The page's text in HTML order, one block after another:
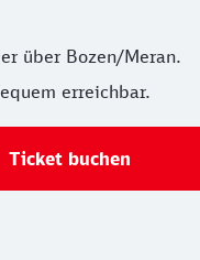
über Bozen/Meran.
erreichbar.
Ticket buchen